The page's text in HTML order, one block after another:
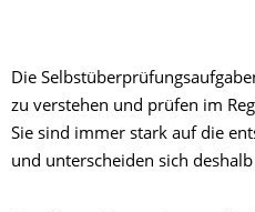
Die
zu verstehen und prüfen im
Sie sind immer stark auf die
und unterscheiden sich